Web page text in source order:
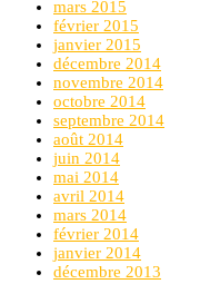
mars 2015
février 2015
janvier 2015
décembre 2014
novembre 2014
octobre 2014
septembre 2014
août 2014
juin 2014
mai 2014
avril 2014
mars 2014
février 2014
janvier 2014
décembre 2013